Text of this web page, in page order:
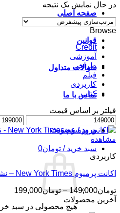
صفحه اصلی
قوانین
سوالات متداول
تماس با ما
ورود / عضویت
سبد خرید / تومان0
هیچ محصولی در سبد
در حال نمایش یک نتیجه
Browse
Credit
آموزشی
طراحی
فیلم
کاربردی
کتاب
فیلتر بر اساس قیمت
حداقل
قیمت
حداکثر
قیمت
مشاهده
کاربردی
اکانت پرمیوم New York Times – نشریه مجله خبری
تومان149,000
– تومان199,000
آخرین محصولات